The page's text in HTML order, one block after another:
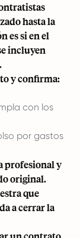
hasta la
es si en el
incluyen
y confirma:
con los
por gastos
profesional y
original.
que
a cerrar la